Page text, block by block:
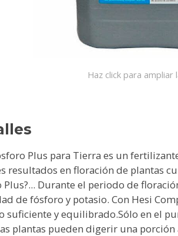
Haz click para ampliar
Plus para Tierra es un
resultados en floración de plantas
Plus?... Durante el periodo de
de fósforo y potasio. Con Hesi
suficiente y equilibrado.Sólo en el
plantas pueden digerir una